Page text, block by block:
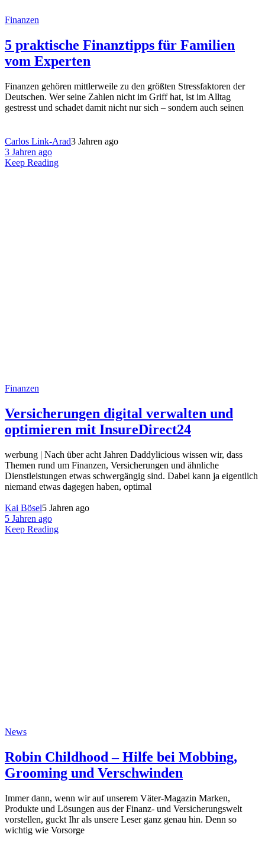
Finanzen
5 praktische Finanztipps für Familien
vom Experten
Finanzen gehören mittlerweile zu den größten Stressfaktoren der
Deutschen. Wer seine Zahlen nicht im Griff hat, ist im Alltag
gestresst und schadet damit nicht nur sich – sondern auch seinen
Carlos Link-Arad3 Jahren ago
3 Jahren ago
Keep Reading
Finanzen
Versicherungen digital verwalten und
optimieren mit InsureDirect24
werbung | Nach über acht Jahren Daddylicious wissen wir, dass
Themen rund um Finanzen, Versicherungen und ähnliche
Dienstleistungen etwas schwergängig sind. Dabei kann ja eigentlich
niemand etwas dagegen haben, optimal
Kai Bösel5 Jahren ago
5 Jahren ago
Keep Reading
News
Robin Childhood – Hilfe bei Mobbing,
Grooming und Verschwinden
Immer dann, wenn wir auf unserem Väter-Magazin Marken,
Produkte und Lösungen aus der Finanz- und Versicherungswelt
vorstellen, guckt Ihr als unsere Leser ganz genau hin. Denn so
wichtig wie Vorsorge